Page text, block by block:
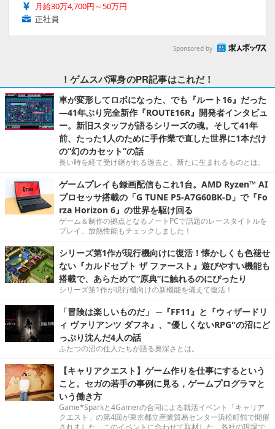
月給30万4,700円～50万円
正社員
Sponsored by
！ゲムスパ渾身のPR記事はこれだ！
車が変形してロボになった、でも『ルート16』だった
―41年ぶり完全新作『ROUTE16R』開発者インタビュ
ー。新旧スタッフが語るシリーズの魂。そして41年
前、たった1人のために手作業で直した世界に1本だけ
の“幻のカセット”の話
長い時を経て受け継がれる過去と、新たに生まれるものとは。
ゲームプレイも録画配信もこれ1台。AMD Ryzen™ AI
プロセッサ搭載の「G TUNE P5-A7G60BK-D」で『Fo
rza Horizon 6』の世界を駆け回る
ゲーム＆制作の拠点となるノートPCで話題のレースタイトルを
プレイ。放熱性能もチェックしました！
シリーズ第1作が現行機向けに復活！懐かしくも色褪せ
ない『カルドセプト ザ ファースト』遊びやすい機能も
搭載で、あらためて“原典”に触れるのにぴったり
シリーズ第1作が現行機向けの新機能を備えて復活！
「冒険は楽しいものだ」 ─『FF11』と『ウィザードリ
ィ ヴァリアンツ ダフネ』、"優しくないRPG"の沼にど
っぷり沈んだ4人の話
ふたつの沼の住人たちが語る奥深さとは。
【キャリアクエスト】ゲーム作りを仕事にするという
こと。セガの若手の事例に見る，ゲームプログラマと
いう働き方
Game*Sparkと4Gamerの合同による就活イベント「キャリア
クエスト」の第4回が東京都立産業貿易センター浜松町館で開催